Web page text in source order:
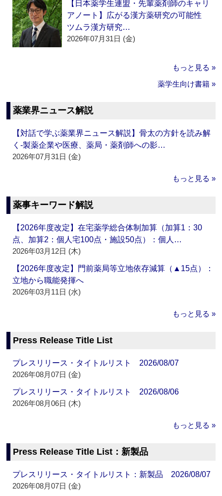
【日本薬学生連盟・先輩薬剤師のキャリ
アノート】広がる漢方薬研究の可能性
ツムラ漢方研究…
2026年07月31日 (金)
もっと見る »
薬学生向け書籍 »
薬業界ニュース解説
【対話で学ぶ薬業界ニュース解説】骨太の方針を読み解
く‐製薬企業や医療、薬局・薬剤師への影…
2026年07月31日 (金)
もっと見る »
薬事キーワード解説
【2026年度改定】在宅薬学総合体制加算（加算1：30
点、加算2：個人宅100点・施設50点）：個人…
2026年03月12日 (木)
【2026年度改定】門前薬局等立地依存減算（▲15点）：
立地から職能発揮へ
2026年03月11日 (水)
もっと見る »
Press Release Title List
プレスリリース・タイトルリスト 2026/08/07
2026年08月07日 (金)
プレスリリース・タイトルリスト 2026/08/06
2026年08月06日 (木)
もっと見る »
Press Release Title List：新製品
プレスリリース・タイトルリスト：新製品 2026/08/07
2026年08月07日 (金)